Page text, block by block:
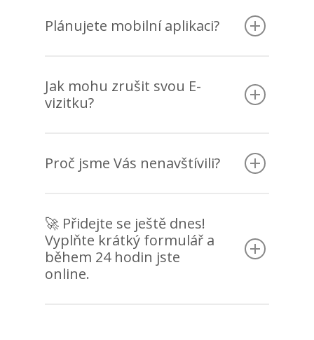
Plánujete mobilní aplikaci?
Jak mohu zrušit svou E-
vizitku?
Proč jsme Vás nenavštívili?
🚀 Přidejte se ještě dnes!
Vyplňte krátký formulář a
během 24 hodin jste
online.